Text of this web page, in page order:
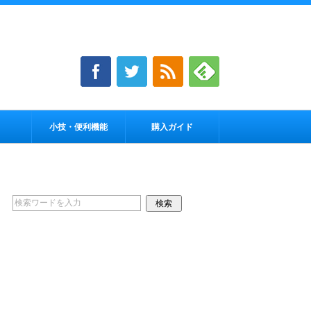
小技・便利機能 購入ガイド